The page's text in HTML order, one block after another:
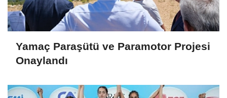
Yamaç Paraşütü ve Paramotor Projesi
Onaylandı